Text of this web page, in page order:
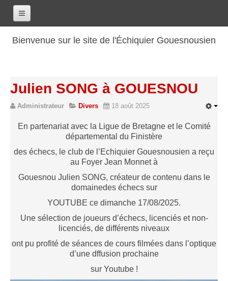
Bienvenue sur le site de l'Échiquier Gouesnousien
Les renseignements
Les coordonnées
Les horaires
Les licenciés
Saison 2017-2018
Saison 2016-2017
Saison 2015-2016
Julien SONG à GOUESNOU
Administrateur Divers 18 août 2025
En partenariat avec la Ligue de Bretagne et le Comité
départemental du Finistère
des échecs, le club de l’Echiquier Gouesnousien a reçu
au Foyer Jean Monnet à
Gouesnou Julien SONG, créateur de contenu dans le
domainedes échecs sur
YOUTUBE ce dimanche 17/08/2025.
Une sélection de joueurs d’échecs, licenciés et non-
licenciés, de différents niveaux
ont pu profité de séances de cours filmées dans l’optique
d’une dffusion prochaine
sur Youtube !